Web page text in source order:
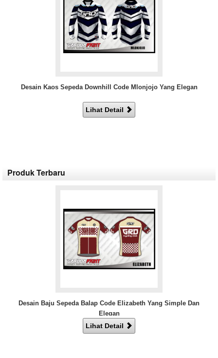
Desain Kaos Sepeda Downhill Code Mlonjojo Yang Elegan
Lihat Detail
Produk Terbaru
Desain Baju Sepeda Balap Code Elizabeth Yang Simple Dan
Elegan
Lihat Detail